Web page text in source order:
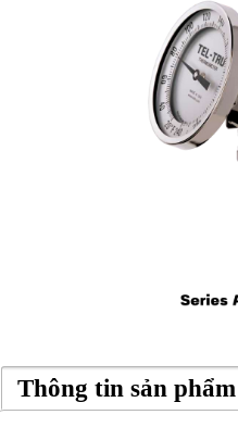
Thông tin sản phẩm